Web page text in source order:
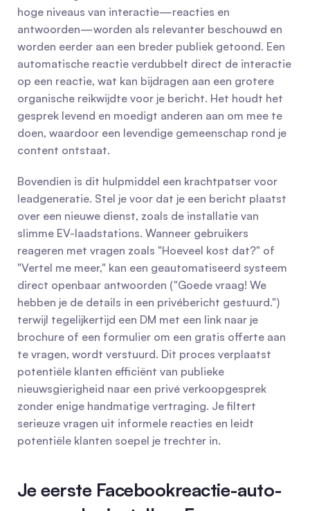
hoge niveaus van interactie—reacties en
antwoorden—worden als relevanter beschouwd en
worden eerder aan een breder publiek getoond. Een
automatische reactie verdubbelt direct de interactie
op een reactie, wat kan bijdragen aan een grotere
organische reikwijdte voor je bericht. Het houdt het
gesprek levend en moedigt anderen aan om mee te
doen, waardoor een levendige gemeenschap rond je
content ontstaat.
Bovendien is dit hulpmiddel een krachtpatser voor
leadgeneratie. Stel je voor dat je een bericht plaatst
over een nieuwe dienst, zoals de installatie van
slimme EV-laadstations. Wanneer gebruikers
reageren met vragen zoals "Hoeveel kost dat?" of
"Vertel me meer," kan een geautomatiseerd systeem
direct openbaar antwoorden ("Goede vraag! We
hebben je de details in een privébericht gestuurd.")
terwijl tegelijkertijd een DM met een link naar je
brochure of een formulier om een gratis offerte aan
te vragen, wordt verstuurd. Dit proces verplaatst
potentiële klanten efficiënt van publieke
nieuwsgierigheid naar een privé verkoopgesprek
zonder enige handmatige vertraging. Je filtert
serieuze vragen uit informele reacties en leidt
potentiële klanten soepel je trechter in.
Je eerste Facebookreactie-auto-